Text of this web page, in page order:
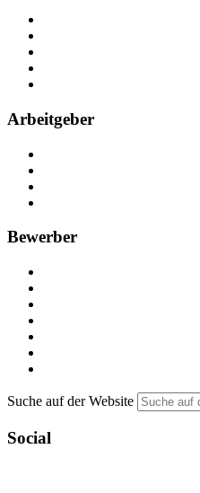
Arbeitgeber
Bewerber
Suche auf der Website
Social